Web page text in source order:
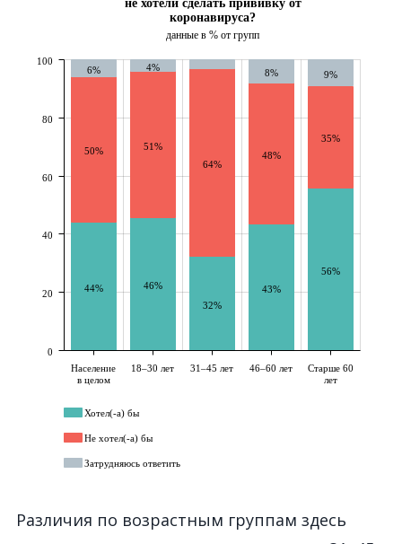
Различия по возрастным группам здесь